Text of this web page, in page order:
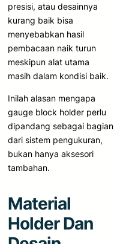
presisi, atau desainnya
kurang baik bisa
menyebabkan hasil
pembacaan naik turun
meskipun alat utama
masih dalam kondisi baik.
Inilah alasan mengapa
gauge block holder perlu
dipandang sebagai bagian
dari sistem pengukuran,
bukan hanya aksesori
tambahan.
Material
Holder Dan